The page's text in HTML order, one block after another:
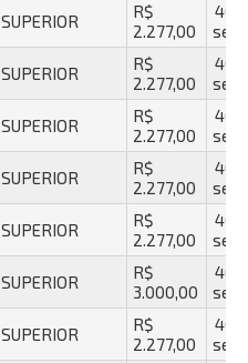
SUPERIOR
R$
2.277,00
40
SUPERIOR
R$
2.277,00
40
SUPERIOR
R$
2.277,00
40
SUPERIOR
R$
2.277,00
40
SUPERIOR
R$
2.277,00
40
SUPERIOR
R$
3.000,00
40
SUPERIOR
R$
2.277,00
40